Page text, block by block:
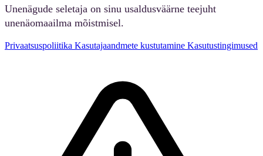
Unenägude seletaja on sinu usaldusväärne teejuht
unenäomaailma mõistmisel.
Privaatsuspoliitika Kasutajaandmete kustutamine Kasutustingimused